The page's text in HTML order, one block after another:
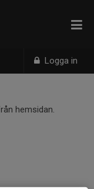
Logga in
hemsidan.